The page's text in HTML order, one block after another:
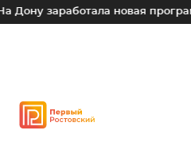
новая программа